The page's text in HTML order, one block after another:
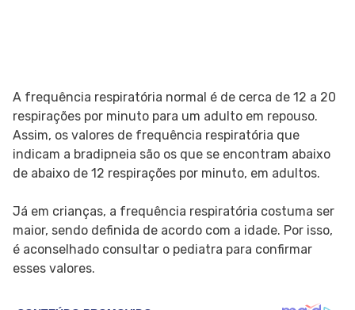
A frequência respiratória normal é de cerca de 12 a 20
respirações por minuto para um adulto em repouso.
Assim, os valores de frequência respiratória que
indicam a bradipneia são os que se encontram abaixo
de abaixo de 12 respirações por minuto, em adultos.
Já em crianças, a frequência respiratória costuma ser
maior, sendo definida de acordo com a idade. Por isso,
é aconselhado consultar o pediatra para confirmar
esses valores.